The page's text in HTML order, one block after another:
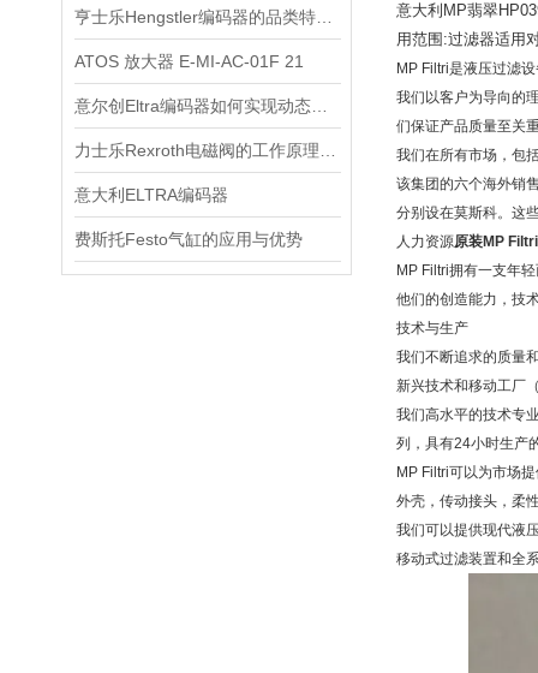
ATOS 放大器 E-MI-AC-01F 21
意大利ELTRA编码器
费斯托Festo气缸的应用与优势
意大利MP翡翠
用范围:过滤器适用
MP Filtri是液压过滤
我们以客户为导向的
们保证产品质量至关
我们在所有市场，包
该集团的六个海外销
分别设在莫斯科。这
人力资源原装MP
MP Filtri拥有一支年
他们的创造能力，技
技术与生产
我们不断追求的质量
新兴技术和移动工厂
我们高水平的技术专
列，具有24小时生产
MP Filtri可以为市场
外壳，传动接头，柔
我们可以提供现代液
移动式过滤装置和全